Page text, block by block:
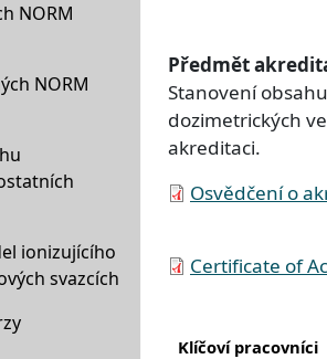
Předmět
Stanovení
dozimetrických
akreditaci.
Soubor
Osvědčení o
Soubor
Certificate of
Klíčoví pracovníci
NORM
NORM
ionizujícího
svazcích